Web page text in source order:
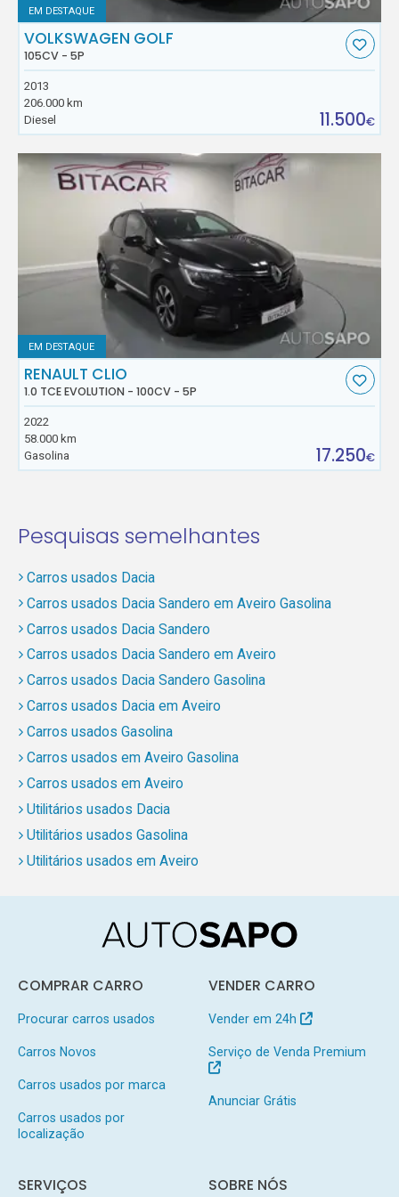
EM DESTAQUE
VOLKSWAGEN GOLF
105CV - 5P
2013
206.000 km
Diesel
11.500€
EM DESTAQUE
RENAULT CLIO
1.0 TCE EVOLUTION - 100CV - 5P
2022
58.000 km
Gasolina
17.250€
Pesquisas semelhantes
Carros usados Dacia
Carros usados Dacia Sandero em Aveiro Gasolina
Carros usados Dacia Sandero
Carros usados Dacia Sandero em Aveiro
Carros usados Dacia Sandero Gasolina
Carros usados Dacia em Aveiro
Carros usados Gasolina
Carros usados em Aveiro Gasolina
Carros usados em Aveiro
Utilitários usados Dacia
Utilitários usados Gasolina
Utilitários usados em Aveiro
COMPRAR CARRO
Procurar carros usados
Carros Novos
Carros usados por marca
Carros usados por
localização
VENDER CARRO
Vender em 24h
Serviço de Venda Premium
Anunciar Grátis
SERVIÇOS SOBRE NÓS